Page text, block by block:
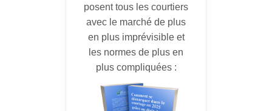
posent tous les courtiers
avec le marché de plus
en plus imprévisible et
les normes de plus en
plus compliquées :